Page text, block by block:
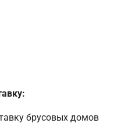
брусовых домов